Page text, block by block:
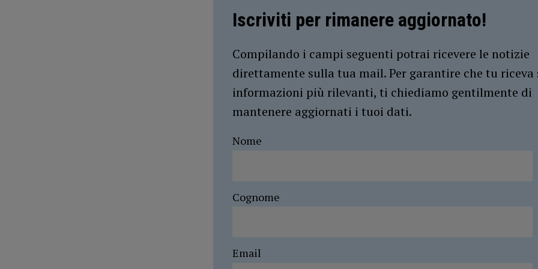
Iscriviti per rimanere aggiornato!
Compilando i campi seguenti potrai ricevere le notizie
direttamente sulla tua mail. Per garantire che tu riceva
informazioni più rilevanti, ti chiediamo gentilmente di
mantenere aggiornati i tuoi dati.
Nome
Cognome
Email